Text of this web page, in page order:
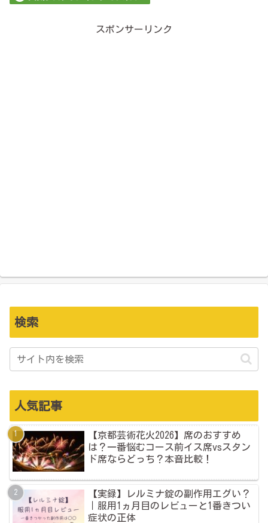
スポンサーリンク
検索
人気記事
【京都芸術花火2026】席のおすすめ
は？一番悩むコース前イス席vsスタン
ド席ならどっち？本音比較！
【実録】レルミナ錠の副作用エグい？
｜服用1ヵ月目のレビューと1番きつい
症状の正体